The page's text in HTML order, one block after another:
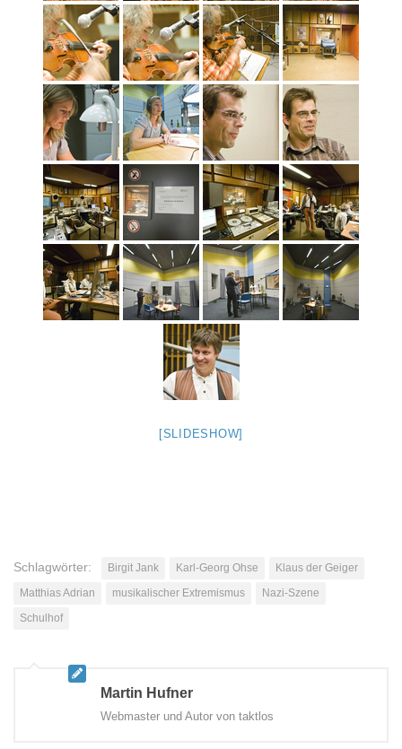
[SLIDESHOW]
Schlagwörter: Birgit Jank Karl-Georg Ohse
Klaus der Geiger
Matthias Adrian
musikalischer Extremismus
Nazi-Szene
Schulhof
Martin Hufner
Webmaster und Autor von taktlos